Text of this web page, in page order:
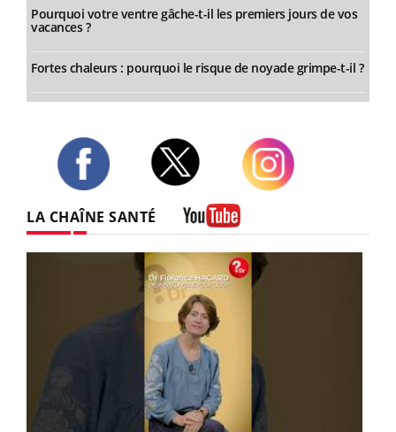
Pourquoi votre ventre gâche-t-il les premiers jours de vos
vacances ?
Fortes chaleurs : pourquoi le risque de noyade grimpe-t-il ?
LA CHAÎNE SANTÉ